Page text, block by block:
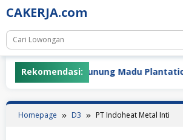
Skip
to
content
CAKERJA.com
Rekomendasi:PT Gunung Madu Plantations
Homepage D3 PT Indoheat Metal Inti